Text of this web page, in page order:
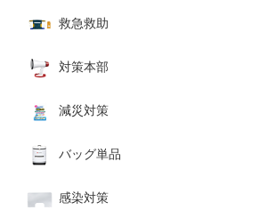
救急救助
対策本部
減災対策
バッグ単品
感染対策